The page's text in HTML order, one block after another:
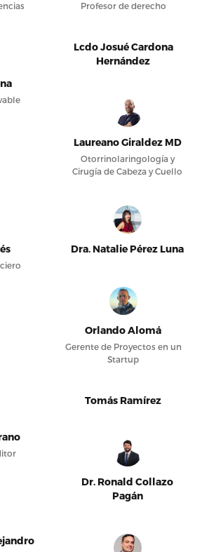
Profesor de derecho
Lcdo Josué Cardona
Hernández
Laureano Giraldez MD
Otorrinolaringología y
Cirugía de Cabeza y Cuello
Dra. Natalie Pérez Luna
Orlando Alomá
Gerente de Proyectos en un
Startup
Tomás Ramírez
Dr. Ronald Collazo
Pagán